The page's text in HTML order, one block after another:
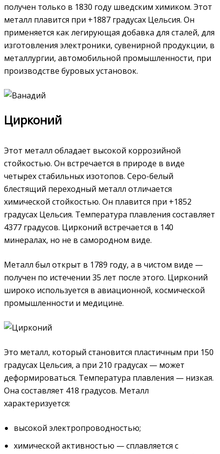
получен только в 1830 году шведским химиком. Этот
металл плавится при +1887 градусах Цельсия. Он
применяется как легирующая добавка для сталей, для
изготовления электроники, сувенирной продукции, в
металлургии, автомобильной промышленности, при
производстве буровых установок.
Цирконий
Этот металл обладает высокой коррозийной
стойкостью. Он встречается в природе в виде
четырех стабильных изотопов. Серо-белый
блестящий переходный металл отличается
химической стойкостью. Он плавится при +1852
градусах Цельсия. Температура плавления составляет
4377 градусов. Цирконий встречается в 140
минералах, но не в самородном виде.
Металл был открыт в 1789 году, а в чистом виде —
получен по истечении 35 лет после этого. Цирконий
широко используется в авиационной, космической
промышленности и медицине.
Это металл, который становится пластичным при 150
градусах Цельсия, а при 210 градусах — может
деформироваться. Температура плавления — низкая.
Она составляет 418 градусов. Металл
характеризуется:
высокой электропроводностью;
химической активностью — сплавляется с